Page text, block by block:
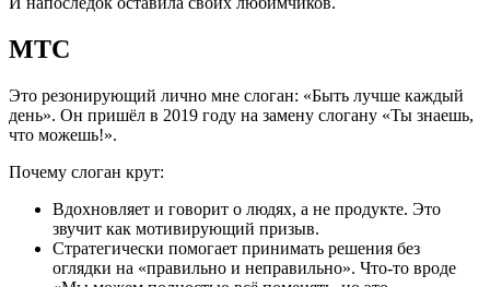
МТС
Это резонирующий лично мне слоган: «Быть лучше каждый
день». Он пришёл в 2019 году на замену слогану «Ты знаешь,
что можешь!».
Почему слоган крут:
Вдохновляет и говорит о людях, а не продукте. Это
звучит как мотивирующий призыв.
Стратегически помогает принимать решения без
оглядки на «правильно и неправильно». Что-то вроде